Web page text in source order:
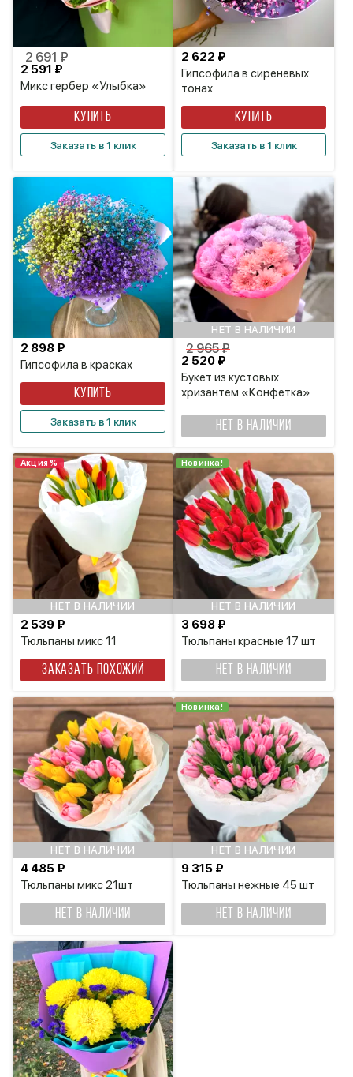
Микс гербер «Улыбка»
2 591 ₽
2 691 ₽
КУПИТЬ
Заказать в 1 клик
Гипсофила в сиреневых
тонах
2 622 ₽
КУПИТЬ
Заказать в 1 клик
Гипсофила в красках
2 898 ₽
КУПИТЬ
Заказать в 1 клик
НЕТ В НАЛИЧИИ
Букет из кустовых
хризантем «Конфетка»
2 520 ₽
2 965 ₽
НЕТ В НАЛИЧИИ
НЕТ В НАЛИЧИИ
Акция %
Тюльпаны микс 11
2 539 ₽
Заказать похожий
НЕТ В НАЛИЧИИ
Новинка!
Тюльпаны красные 17 шт
3 698 ₽
НЕТ В НАЛИЧИИ
НЕТ В НАЛИЧИИ
Тюльпаны микс 21шт
4 485 ₽
НЕТ В НАЛИЧИИ
НЕТ В НАЛИЧИИ
Новинка!
Тюльпаны нежные 45 шт
9 315 ₽
НЕТ В НАЛИЧИИ